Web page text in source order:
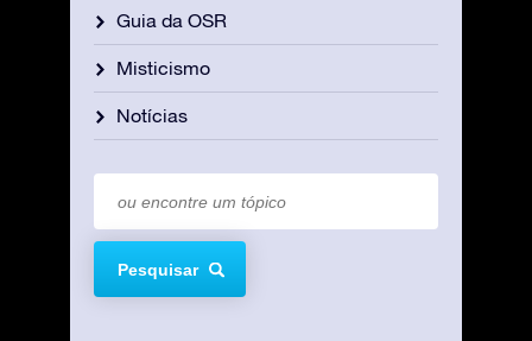
Guia da OSR
Misticismo
Notícias
Pesquisar